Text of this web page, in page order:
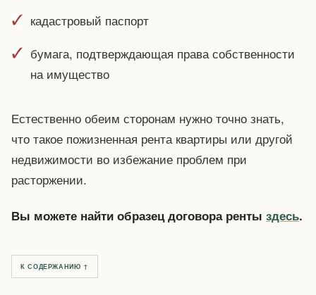
кадастровый паспорт
бумага, подтверждающая права собственности
на имущество
Естественно обеим сторонам нужно точно знать,
что такое пожизненная рента квартиры или другой
недвижимости во избежание проблем при
расторжении.
Вы можете найти образец договора ренты здесь.
К СОДЕРЖАНИЮ ↑